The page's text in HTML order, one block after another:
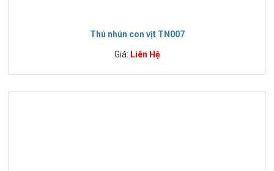
Thú nhún con vịt TN007
Giá: Liên Hệ